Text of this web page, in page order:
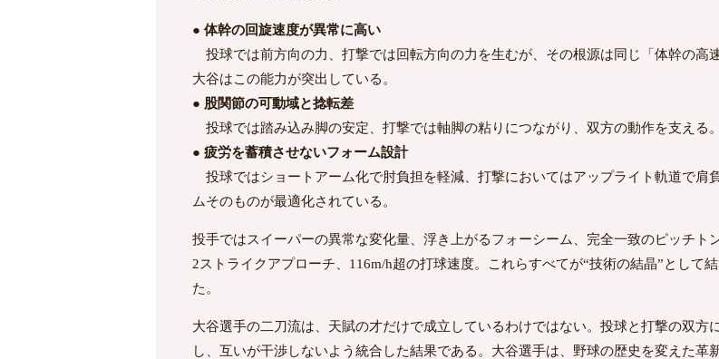
● 体幹の回旋速度が異常に高い
投球では前方向の力、打撃では回転方向の力を生むが、その根源は同じ「体幹の高
大谷はこの能力が突出している。
● 股関節の可動域と捻転差
投球では踏み込み脚の安定、打撃では軸脚の粘りにつながり、双方の動作を支える。
● 疲労を蓄積させないフォーム設計
投球ではショートアーム化で肘負担を軽減、打撃においてはアップライト軌道で肩
ムそのものが最適化されている。
投手ではスイーパーの異常な変化量、浮き上がるフォーシーム、完全一致のピッチト
2ストライクアプローチ、116m/h超の打球速度。これらすべてが“技術の結晶”として
た。
大谷選手の二刀流は、天賦の才だけで成立しているわけではない。投球と打撃の双
し、互いが干渉しないよう統合した結果である。大谷選手は、野球の歴史を変えた革